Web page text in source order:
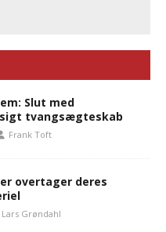
Slut med
tvangsægteskab
Frank Toft
overtager deres
Lars Grøndahl